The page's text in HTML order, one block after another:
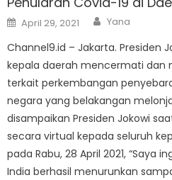
Posted
on
April 29, 2021 Author
Yana
Channel9.id – Jakarta. Presiden
kepala daerah mencermati dan
terkait perkembangan
negara yang belakangan
disampaikan Presiden Jokowi
secara virtual kepada seluruh
pada Rabu, 28 April 2021, “Saya
India berhasil menurunkan